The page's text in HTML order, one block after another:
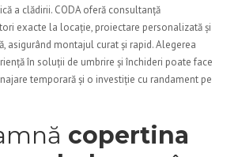
a clădirii. CODA oferă consultanță
exacte la locație, proiectare personalizată și
asigurând montajul curat și rapid. Alegerea
în soluții de umbrire și închideri poate face
temporară și o investiție cu randament pe
copertina